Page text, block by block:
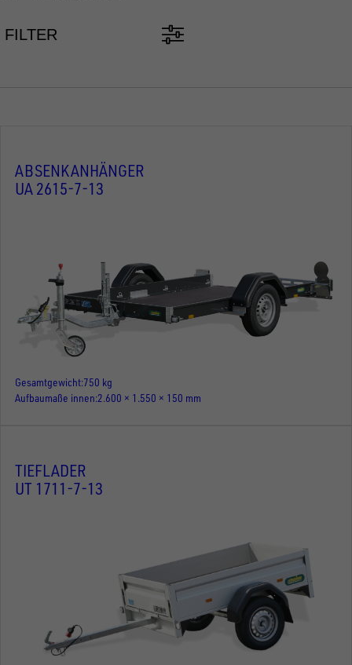
FILTER
ABSENKANHÄNGER
UA 2615-7-13
Gesamtgewicht 750 kg
Aufbaumaße innen 2.600 × 1.550 × 150 mm
TIEFLADER
UT 1711-7-13